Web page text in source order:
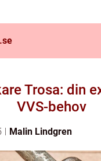
se
Trosa: din
VVS-behov
Malin Lindgren